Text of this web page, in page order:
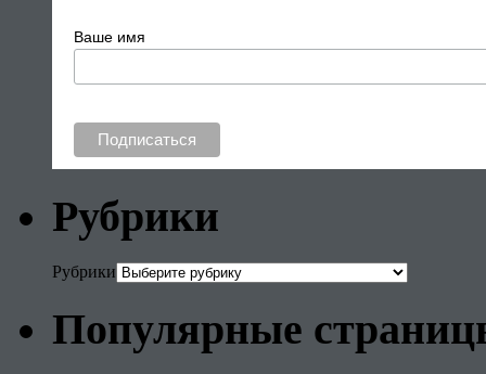
Ваше имя
Рубрики
Рубрики
Популярные